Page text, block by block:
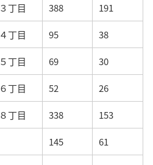
３丁目 388 191
４丁目 95 38
５丁目 69 30
６丁目 52 26
８丁目 338 153
145 61